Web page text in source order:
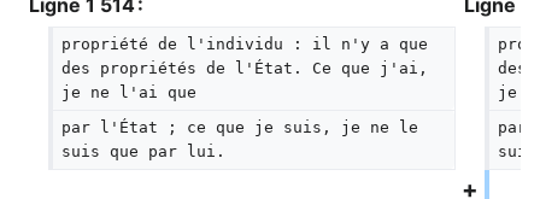
Ligne 1 514 : Ligne 1
propriété de l'individu : il n'y a que
des propriétés de l'État. Ce que j'ai,
je ne l'ai que
des
je
par l'État ; ce que je suis, je ne le
suis que par lui.
par